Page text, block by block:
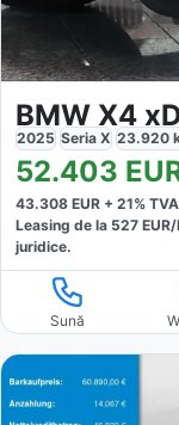
BMW X4
2025 Seria X 23.920
52.403
43.308 EUR + 21%
Leasing de la 527
juridice.
Sună